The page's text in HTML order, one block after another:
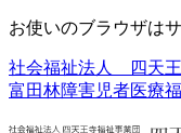
お使いのブラウザは
社会福祉法人 四天王
富田林障害児者医療